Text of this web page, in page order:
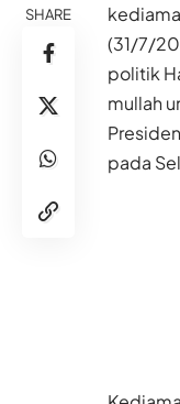
SHARE
(31/7/
politik
mullah
pada